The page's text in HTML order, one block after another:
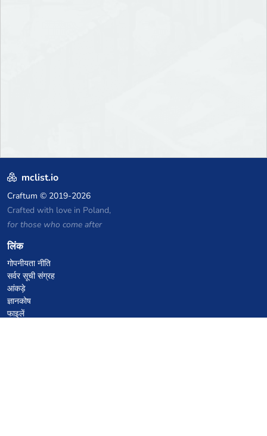
mclist.io
Craftum © 2019-2026
Crafted with love in Poland,
for those who come after
लिंक
गोपनीयता नीति
सर्वर सूची संग्रह
आंकड़े
ज्ञानकोष
फाइलें